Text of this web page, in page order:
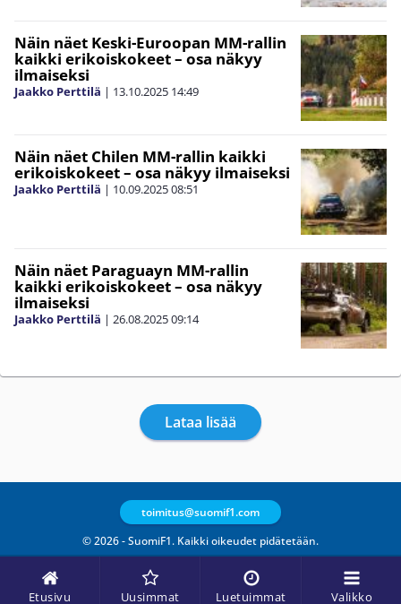
Etusivu Uusimmat Luetuimmat Valikko
Näin näet Keski-Euroopan MM-rallin
kaikki erikoiskokeet – osa näkyy
ilmaiseksi
Jaakko Perttilä | 13.10.2025 14:49
Näin näet Chilen MM-rallin kaikki
erikoiskokeet – osa näkyy ilmaiseksi
Jaakko Perttilä | 10.09.202508:51
Näin näet Paraguayn MM-rallin
kaikki erikoiskokeet – osa näkyy
ilmaiseksi
Jaakko Perttilä | 26.08.202509:14
Lataa lisää
© 2026 - SuomiF1. Kaikki oikeudet pidätetään.
toimitus@suomif1.com